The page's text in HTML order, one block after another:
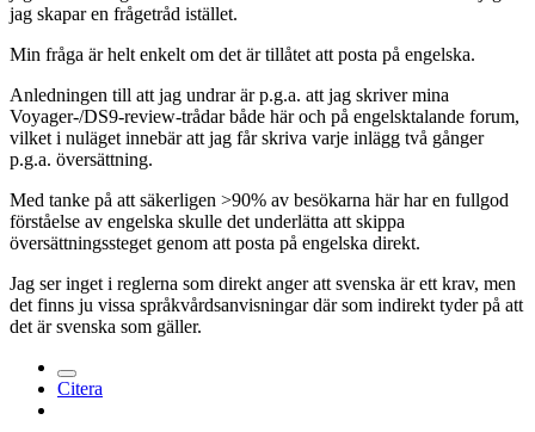
jag skapar en frågetråd istället.
Min fråga är helt enkelt om det är tillåtet att posta på engelska.
Anledningen till att jag undrar är p.g.a. att jag skriver mina
Voyager-/DS9-review-trådar både här och på engelsktalande forum,
vilket i nuläget innebär att jag får skriva varje inlägg två gånger
p.g.a. översättning.
Med tanke på att säkerligen >90% av besökarna här har en fullgod
förståelse av engelska skulle det underlätta att skippa
översättningssteget genom att posta på engelska direkt.
Jag ser inget i reglerna som direkt anger att svenska är ett krav, men
det finns ju vissa språkvårdsanvisningar där som indirekt tyder på att
det är svenska som gäller.
Citera